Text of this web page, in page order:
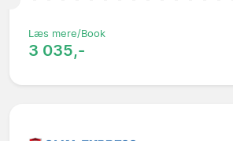
Læs mere/Book
3 035,-